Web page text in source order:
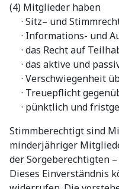
(4) Mitglieder haben
· Sitz– und
· Informations- und
· das Recht auf
· das aktive und
· Verschwiegenheit
· Treuepflicht
· pünktlich und
Stimmberechtigt sind
minderjähriger
der Sorgeberechtigten
Dieses Einverständnis